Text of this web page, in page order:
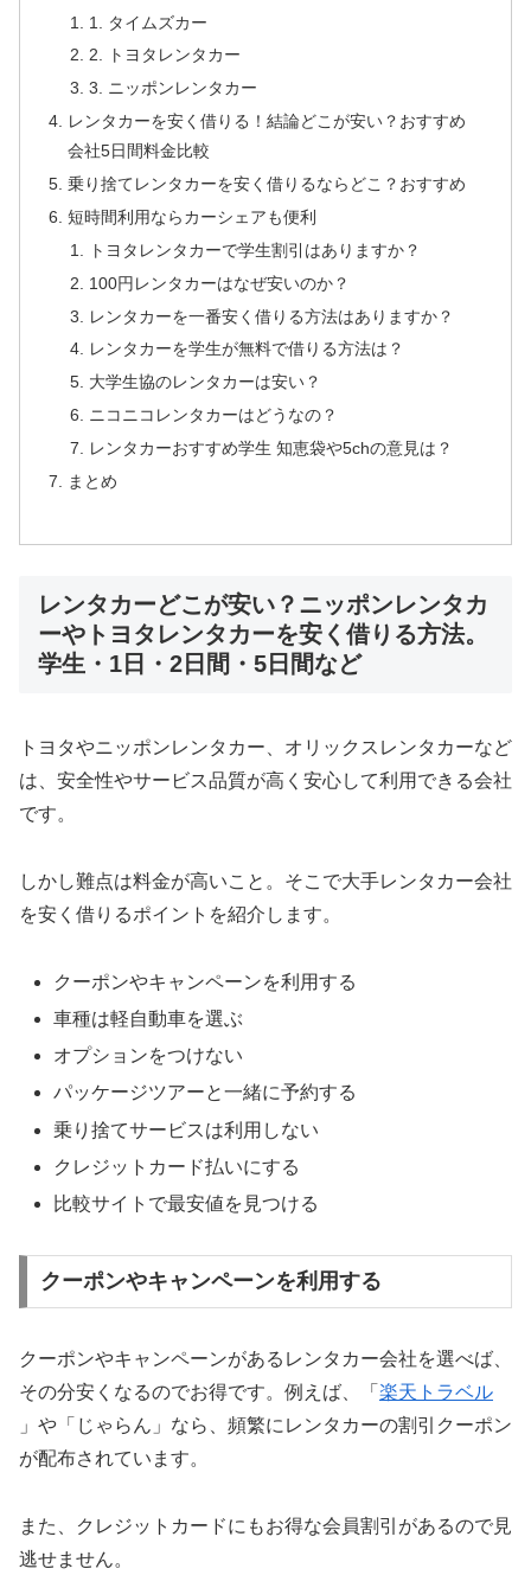
1. タイムズカー
2. トヨタレンタカー
3. ニッポンレンタカー
レンタカーを安く借りる！結論どこが安い？おすすめ
会社5日間料金比較
乗り捨てレンタカーを安く借りるならどこ？おすすめ
短時間利用ならカーシェアも便利
トヨタレンタカーで学生割引はありますか？
100円レンタカーはなぜ安いのか？
レンタカーを一番安く借りる方法はありますか？
レンタカーを学生が無料で借りる方法は？
大学生協のレンタカーは安い？
ニコニコレンタカーはどうなの？
レンタカーおすすめ学生 知恵袋や5chの意見は？
まとめ
レンタカーどこが安い？ニッポンレンタカ
ーやトヨタレンタカーを安く借りる方法。
学生・1日・2日間・5日間など
トヨタやニッポンレンタカー、オリックスレンタカーなど
は、安全性やサービス品質が高く安心して利用できる会社
です。
しかし難点は料金が高いこと。そこで大手レンタカー会社
を安く借りるポイントを紹介します。
クーポンやキャンペーンを利用する
車種は軽自動車を選ぶ
オプションをつけない
パッケージツアーと一緒に予約する
乗り捨てサービスは利用しない
クレジットカード払いにする
比較サイトで最安値を見つける
クーポンやキャンペーンを利用する
クーポンやキャンペーンがあるレンタカー会社を選べば、
その分安くなるのでお得です。例えば、「 楽天トラベル
」や「じゃらん」なら、頻繁にレンタカーの割引クーポン
が配布されています。
また、クレジットカードにもお得な会員割引があるので見
逃せません。